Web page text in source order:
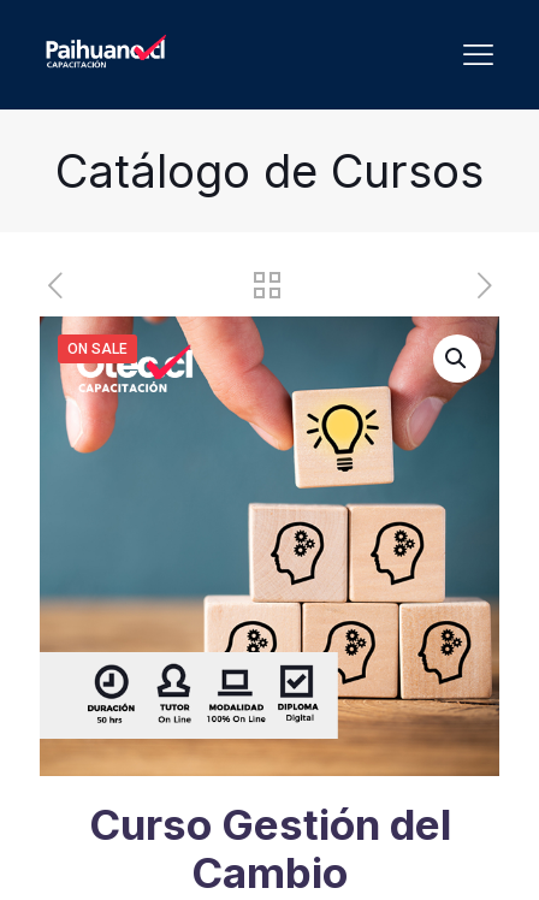
Catálogo de Cursos
ON SALE
Curso Gestión del
Cambio